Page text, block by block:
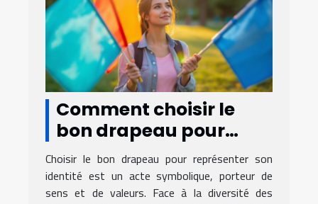
Comment choisir le
bon drapeau pour
représenter votre
identité?
Choisir le bon drapeau pour représenter son
identité est un acte symbolique, porteur de
sens et de valeurs. Face à la diversité des